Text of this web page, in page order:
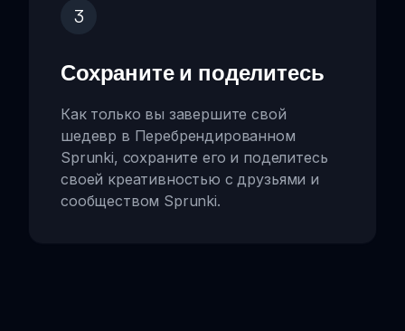
3
Сохраните и поделитесь
Как только вы завершите свой
шедевр в Перебрендированном
Sprunki, сохраните его и поделитесь
своей креативностью с друзьями и
сообществом Sprunki.